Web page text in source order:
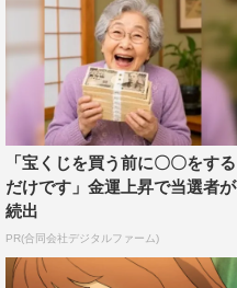
「宝くじを買う前に〇〇をする
だけです」金運上昇で当選者が
続出
PR(合同会社デジタルファーム)